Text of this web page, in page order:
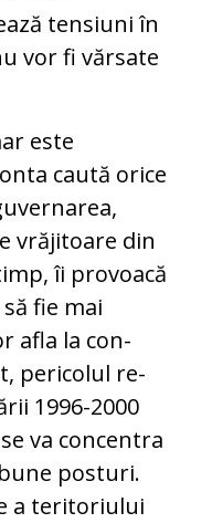
tensiuni în
vor fi vărsate
este
caută orice
vrăjitoare din
îi provoacă
fie mai
afla la con­
pericolul re­
1996-2000
va concentra
posturi.
a teritoriului